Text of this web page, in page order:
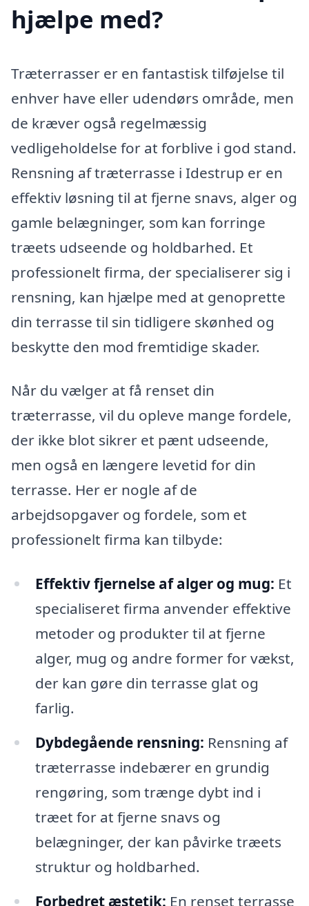
hjælpe med?
Træterrasser er en fantastisk tilføjelse til
enhver have eller udendørs område, men
de kræver også regelmæssig
vedligeholdelse for at forblive i god stand.
Rensning af træterrasse i Idestrup er en
effektiv løsning til at fjerne snavs, alger og
gamle belægninger, som kan forringe
træets udseende og holdbarhed. Et
professionelt firma, der specialiserer sig i
rensning, kan hjælpe med at genoprette
din terrasse til sin tidligere skønhed og
beskytte den mod fremtidige skader.
Når du vælger at få renset din
træterrasse, vil du opleve mange fordele,
der ikke blot sikrer et pænt udseende,
men også en længere levetid for din
terrasse. Her er nogle af de
arbejdsopgaver og fordele, som et
professionelt firma kan tilbyde:
Effektiv fjernelse af alger og mug: Et
specialiseret firma anvender effektive
metoder og produkter til at fjerne
alger, mug og andre former for vækst,
der kan gøre din terrasse glat og
farlig.
Dybdegående rensning: Rensning af
træterrasse indebærer en grundig
rengøring, som trænge dybt ind i
træet for at fjerne snavs og
belægninger, der kan påvirke træets
struktur og holdbarhed.
Forbedret æstetik: En renset terrasse